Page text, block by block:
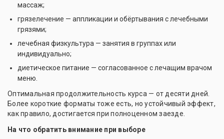
массаж;
грязелечение — аппликации и обёртывания с лечебными
грязями;
лечебная физкультура — занятия в группах или
индивидуально;
диетическое питание — согласованное с лечащим врачом
меню.
Оптимальная продолжительность курса — от десяти дней.
Более короткие форматы тоже есть, но устойчивый эффект,
как правило, достигается при полноценном заезде.
На что обратить внимание при выборе